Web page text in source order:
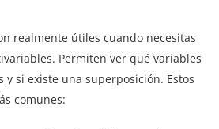
realmente útiles cuando necesitas
Permiten ver qué variables
si existe una superposición. Estos
comunes: